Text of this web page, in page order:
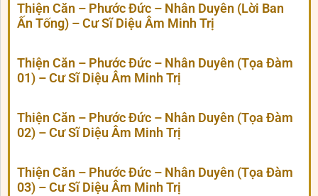
Thiện Căn – Phước Đức – Nhân Duyên (Lời Ban
Ấn Tống) – Cư Sĩ Diệu Âm Minh Trị
Thiện Căn – Phước Đức – Nhân Duyên (Tọa Đàm
01) – Cư Sĩ Diệu Âm Minh Trị
Thiện Căn – Phước Đức – Nhân Duyên (Tọa Đàm
02) – Cư Sĩ Diệu Âm Minh Trị
Thiện Căn – Phước Đức – Nhân Duyên (Tọa Đàm
03) – Cư Sĩ Diệu Âm Minh Trị